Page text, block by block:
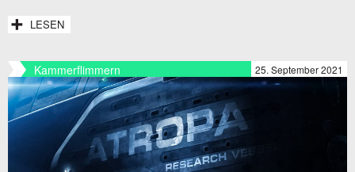
LESEN
Kammerflimmern 25. September 2021